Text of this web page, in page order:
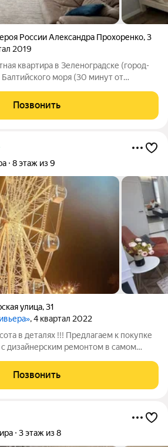
России Александра Прохоренко,3
2019
квартира в Зеленоградске (город-
моря (30 минут от
входят в комплект.
м, выполнен
Позвонить
8 этаж из 9
улица,31
, 4 квартал 2022
в деталях !!! Предлагаем к покупке
дизайнерским ремонтом в самом
и деталями от других городов !
Позвонить
3 этаж из 8